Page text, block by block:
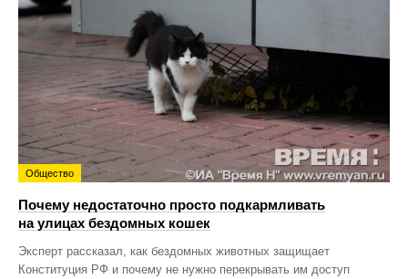
Общество
Почему недостаточно просто подкармливать
на улицах бездомных кошек
Эксперт рассказал, как бездомных животных защищает
Конституция РФ и почему не нужно перекрывать им доступ